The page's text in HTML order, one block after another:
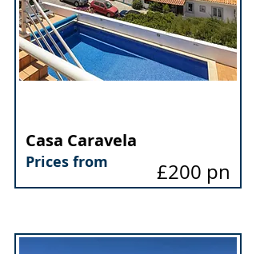
Casa Caravela
Prices from £200 pn